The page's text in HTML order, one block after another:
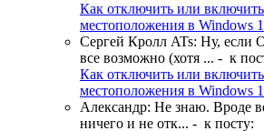
Как отключить или
местоположения в Windows
Сергей Кролл ATs: Ну, если
все возможно (хотя ... - к
Как отключить или
местоположения в Windows
Александр: Не знаю. Вроде
ничего и не отк... - к посту: